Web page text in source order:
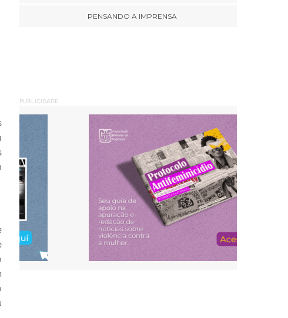
PENSANDO A IMPRENSA
PUBLICIDADE